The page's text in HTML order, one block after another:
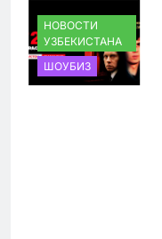
НОВОСТИ
УЗБЕКИСТАНА
ШОУБИЗ